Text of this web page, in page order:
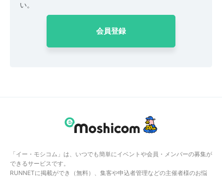
い。
会員登録
「イー・モシコム」は、いつでも簡単にイベントや会員・メンバーの募集が
できるサービスです。
RUNNETに掲載ができ（無料）、集客や申込者管理などの主催者様のお悩